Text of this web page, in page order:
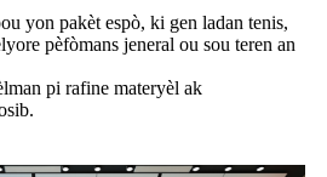
yon pakèt espò, ki gen ladan tenis,
pèfòmans jeneral ou sou teren an
pi rafine materyèl ak